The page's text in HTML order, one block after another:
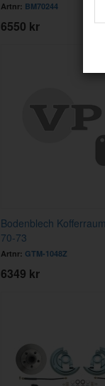
Artnr: BM70244
6550 kr
Bodenblech
70-73
Artnr: GTM-1048Z
6349 kr